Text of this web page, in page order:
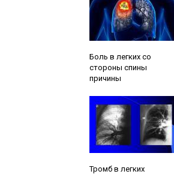
Боль в легких со
стороны спины
причины
Тромб в легких